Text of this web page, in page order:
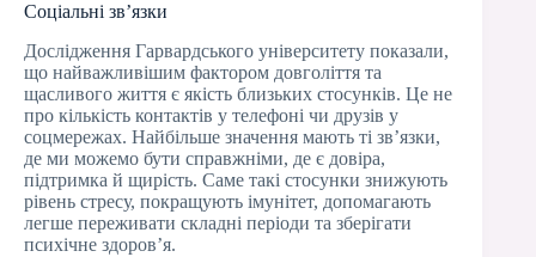
Соціальні зв’язки
Дослідження Гарвардського університету показали,
що найважливішим фактором довголіття та
щасливого життя є якість близьких стосунків. Це не
про кількість контактів у телефоні чи друзів у
соцмережах. Найбільше значення мають ті зв’язки,
де ми можемо бути справжніми, де є довіра,
підтримка й щирість. Саме такі стосунки знижують
рівень стресу, покращують імунітет, допомагають
легше переживати складні періоди та зберігати
психічне здоровʼя.